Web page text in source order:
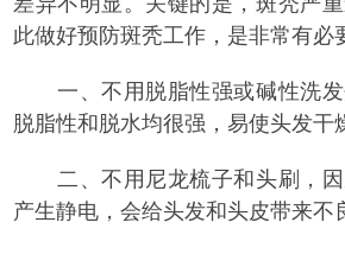
此做好预防斑秃工作，是非常有必
一、不用脱脂性强或碱性洗发
脱脂性和脱水均很强，易使头发干
二、不用尼龙梳子和头刷，因
产生静电，会给头发和头皮带来不